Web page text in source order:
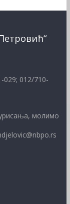
029; 012/710-
молимо